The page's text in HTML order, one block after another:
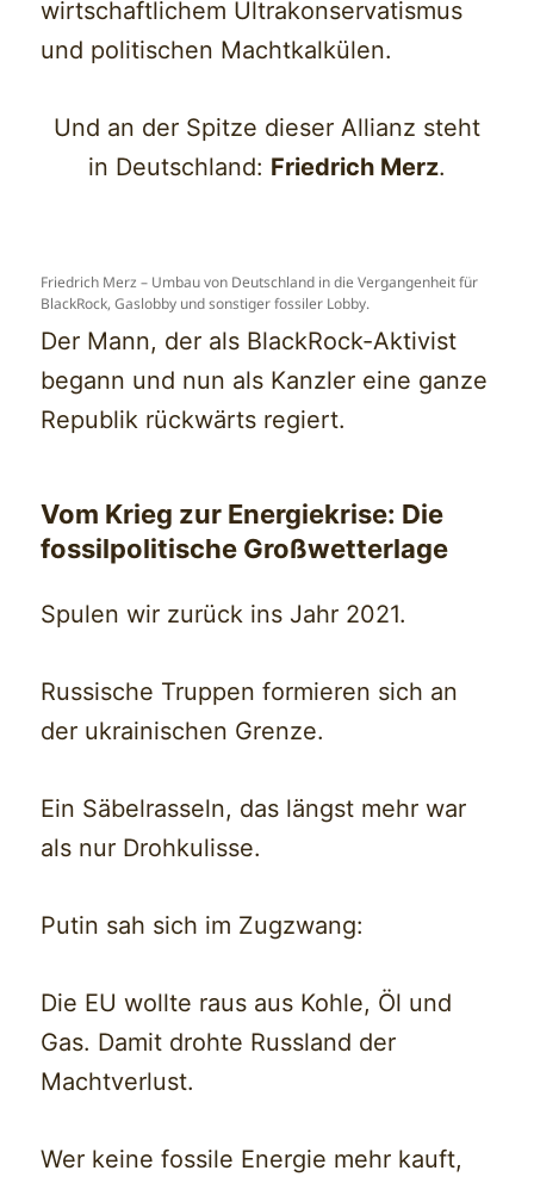
wirtschaftlichem Ultrakonservatismus
und politischen Machtkalkülen.
Und an der Spitze dieser Allianz steht
in Deutschland: Friedrich Merz.
Friedrich Merz – Umbau von Deutschland in die Vergangenheit für
BlackRock, Gaslobby und sonstiger fossiler Lobby.
Der Mann, der als BlackRock-Aktivist
begann und nun als Kanzler eine ganze
Republik rückwärts regiert.
Vom Krieg zur Energiekrise: Die
fossilpolitische Großwetterlage
Spulen wir zurück ins Jahr 2021.
Russische Truppen formieren sich an
der ukrainischen Grenze.
Ein Säbelrasseln, das längst mehr war
als nur Drohkulisse.
Putin sah sich im Zugzwang:
Die EU wollte raus aus Kohle, Öl und
Gas. Damit drohte Russland der
Machtverlust.
Wer keine fossile Energie mehr kauft,